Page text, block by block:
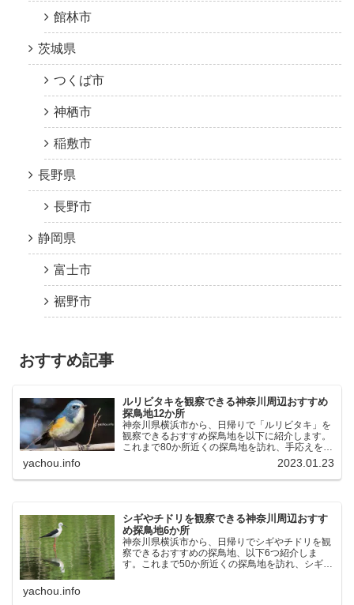
館林市
茨城県
つくば市
神栖市
稲敷市
長野県
長野市
静岡県
富士市
裾野市
おすすめ記事
ルリビタキを観察できる神奈川周辺おすすめ
探鳥地12か所
神奈川県横浜市から、日帰りで「ルリビタキ」を
観察できるおすすめ探鳥地を以下に紹介します。
これまで80か所近くの探鳥地を訪れ、手応えを感
じた場所です。以下、★ が多いほど観察しやす
く、出現頻度が高いと感じた場所です。 北本自然
観察公園：埼玉県...
yachou.info 2023.01.23
シギやチドリを観察できる神奈川周辺おすす
め探鳥地6か所
神奈川県横浜市から、日帰りでシギやチドリを観
察できるおすすめの探鳥地、以下6つ紹介しま
す。これまで50か所近くの探鳥地を訪れ、シギや
yachou.info